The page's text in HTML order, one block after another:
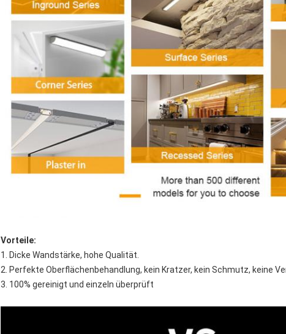
Vorteile:
1. Dicke Wandstärke, hohe Qualität.
2. Perfekte Oberflächenbehandlung, kein Kratzer, kein Schmutz, keine
3. 100% gereinigt und einzeln überprüft